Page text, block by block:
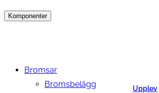
Komponenter
Bromsar
Bromsbelägg
Upplev